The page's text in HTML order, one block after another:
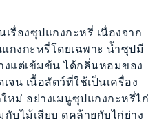
รื่องซุปแกงกะหรี่ เนื่องจาก
กงกะหรี่โดยเฉพาะ น้ำซุปมี
งแต่เข้มข้น ได้กลิ่นหอมของ
จน เนื้อสัตว์ที่ใช้เป็นเครื่อง
หม่ อย่างเมนูซุปแกงกะหรี่ไก่
บไม้เสียบ ดูคล้ายกับไก่ย่าง